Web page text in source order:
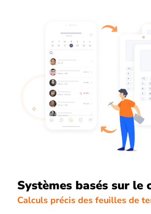
Systèmes basés sur le
Calculs précis des feuilles de